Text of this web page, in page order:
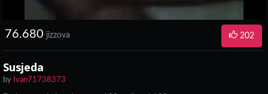
76.680 jizzova 202
Susjeda
by Ivan71738373